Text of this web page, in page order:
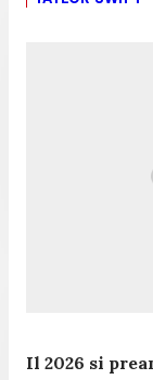
Il 2026 si